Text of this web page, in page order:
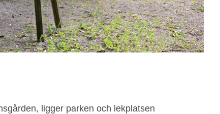
ligger parken och lekplatsen